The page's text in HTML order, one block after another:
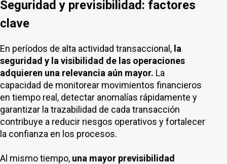
Seguridad y previsibilidad: factores
clave
En períodos de alta actividad transaccional, la
seguridad y la visibilidad de las operaciones
adquieren una relevancia aún mayor. La
capacidad de monitorear movimientos financieros
en tiempo real, detectar anomalías rápidamente y
garantizar la trazabilidad de cada transacción
contribuye a reducir riesgos operativos y fortalecer
la confianza en los procesos.
Al mismo tiempo, una mayor previsibilidad